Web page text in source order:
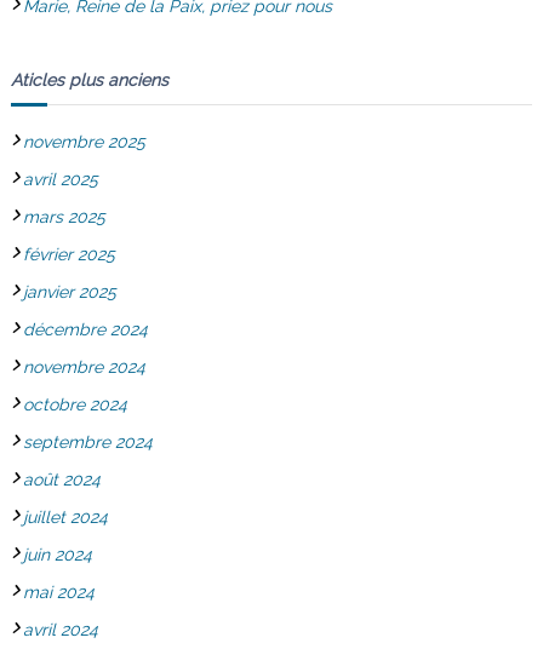
Marie, Reine de la Paix, priez pour nous
Aticles plus anciens
novembre 2025
avril 2025
mars 2025
février 2025
janvier 2025
décembre 2024
novembre 2024
octobre 2024
septembre 2024
août 2024
juillet 2024
juin 2024
mai 2024
avril 2024